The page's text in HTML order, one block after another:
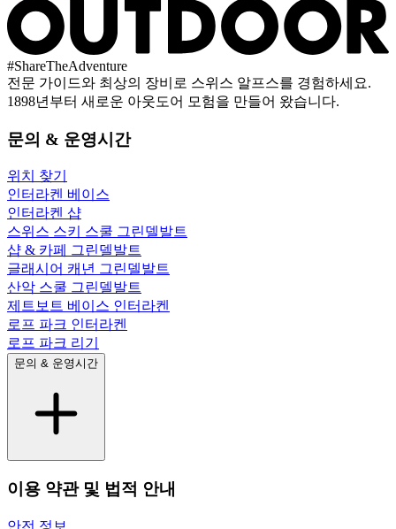
#ShareTheAdventure
전문 가이드와 최상의 장비로 스위스 알프스를 경험하세요.
1898년부터 새로운 아웃도어 모험을 만들어 왔습니다.
문의 & 운영시간
위치 찾기
인터라켄 베이스
인터라켄 샵
스위스 스키 스쿨 그린델발트
샵 & 카페 그린델발트
글래시어 캐년 그린델발트
산악 스쿨 그린델발트
제트보트 베이스 인터라켄
로프 파크 인터라켄
로프 파크 리기
문의 & 운영시간
이용 약관 및 법적 안내
안전 정보